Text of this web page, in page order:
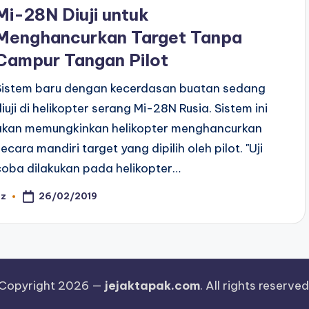
28N Diuji untuk
Target Tanpa
Tangan Pilot
baru dengan kecerdasan buatan sedang
di helikopter serang Mi-28N Rusia. Sistem ini
memungkinkan helikopter menghancurkan
mandiri target yang dipilih oleh pilot. "Uji
dilakukan pada helikopter…
26/02/2019
2026 — jejaktapak.com. All rights